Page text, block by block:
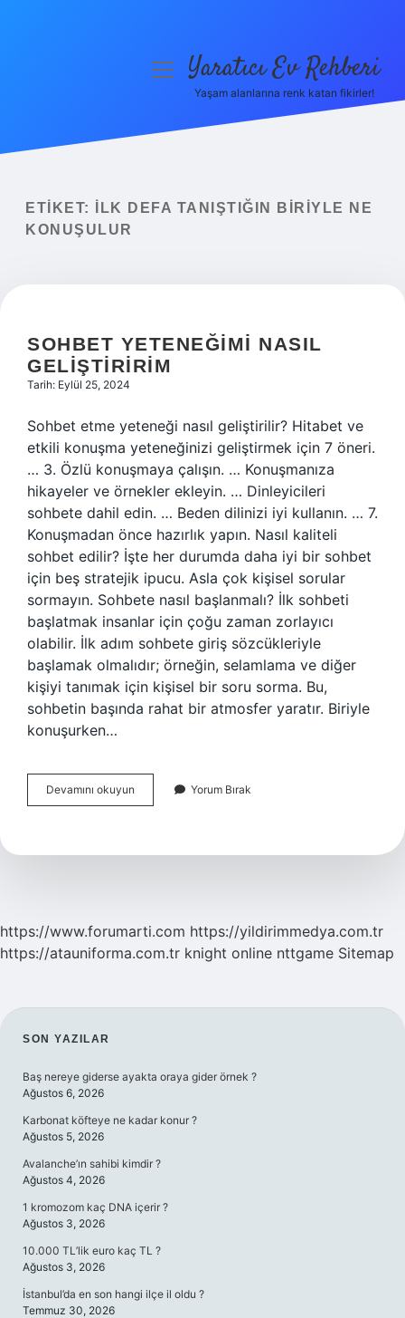
Yasal Uyarı
menüyüYaratıcı Ev Rehberi
Yaşam alanlarına renk katan fikirler!
ETIKET:
İLK DEFA TANIŞTIĞIN BIRIYLE NE
KONUŞULUR
SOHBET YETENEĞIMI NASIL
GELIŞTIRIRIM
Tarih: Eylül 25, 2024
Sohbet etme yeteneği nasıl geliştirilir? Hitabet ve
etkili konuşma yeteneğinizi geliştirmek için 7 öneri.
… 3. Özlü konuşmaya çalışın. … Konuşmanıza
hikayeler ve örnekler ekleyin. … Dinleyicileri
sohbete dahil edin. … Beden dilinizi iyi kullanın. … 7.
Konuşmadan önce hazırlık yapın. Nasıl kaliteli
sohbet edilir? İşte her durumda daha iyi bir sohbet
için beş stratejik ipucu. Asla çok kişisel sorular
sormayın. Sohbete nasıl başlanmalı? İlk sohbeti
başlatmak insanlar için çoğu zaman zorlayıcı
olabilir. İlk adım sohbete giriş sözcükleriyle
başlamak olmalıdır; örneğin, selamlama ve diğer
kişiyi tanımak için kişisel bir soru sorma. Bu,
sohbetin başında rahat bir atmosfer yaratır. Biriyle
konuşurken…
Devamını okuyun
Yeteneğimi
Yorum Bırak
https://www.forumarti.com https://yildirimmedya.com.tr
https://atauniforma.com.tr knight online nttgame Sitemap
SIDEBAR
SON YAZILAR
Baş nereye giderse ayakta oraya gider örnek ?
Ağustos 6, 2026
Karbonat köfteye ne kadar konur ?
Ağustos 5, 2026
Avalanche’ın sahibi kimdir ?
Ağustos 4, 2026
1 kromozom kaç DNA içerir ?
Ağustos 3, 2026
10.000 TL’lik euro kaç TL ?
Ağustos 3, 2026
İstanbul’da en son hangi ilçe il oldu ?
Temmuz 30, 2026